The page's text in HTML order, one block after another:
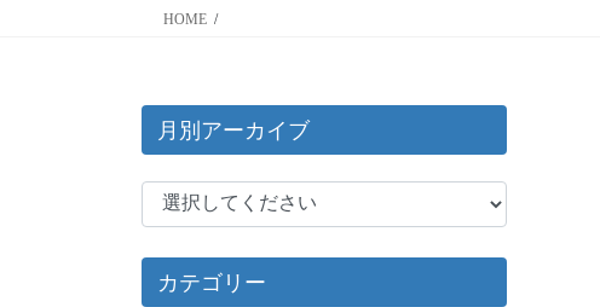
HOME
月別アーカイブ
カテゴリー